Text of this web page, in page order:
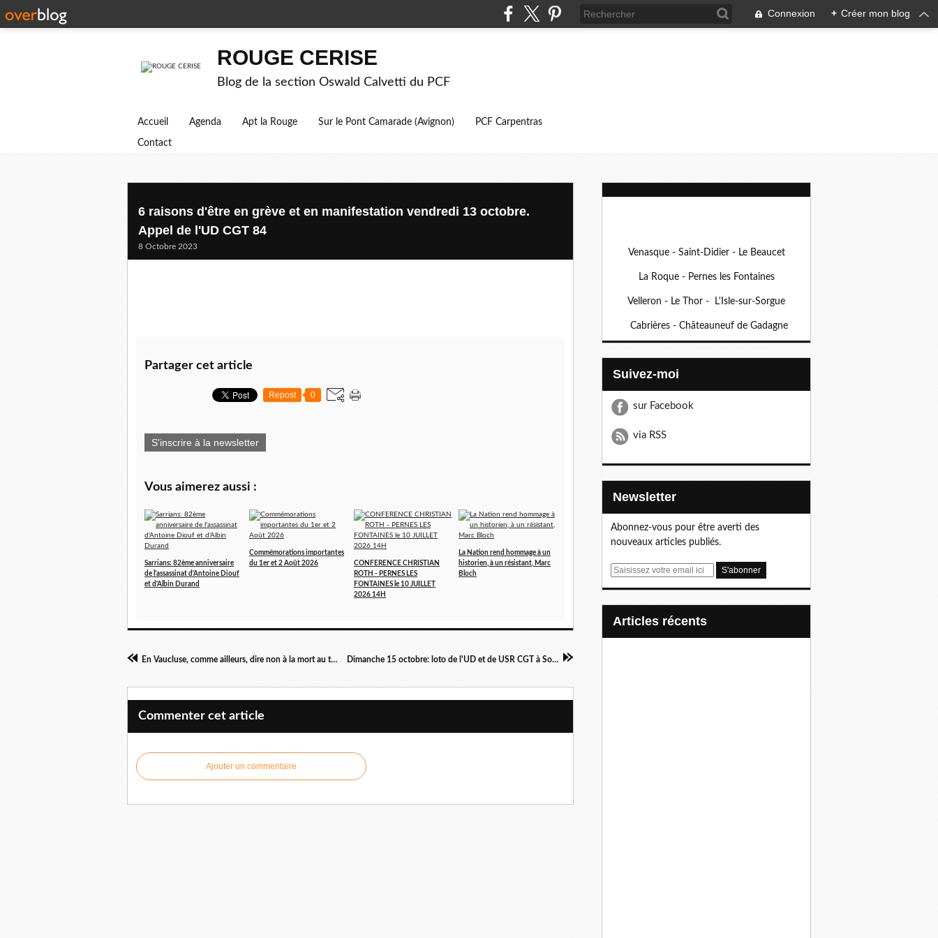
Connexion + Créer mon blog
ROUGE CERISE
Blog de la section Oswald Calvetti du PCF
Accueil Agenda Apt la Rouge Sur le Pont Camarade (Avignon) PCF Carpentras
Contact
6 raisons d'être en grève et en manifestation vendredi 13 octobre.
Appel de l'UD CGT 84
8 Octobre 2023
Partager cet article
Repost 0
S'inscrire à la newsletter
Vous aimerez aussi :
Sarrians: 82ème anniversaire
de l'assassinat d'Antoine Diouf
et d'Albin Durand
Commémorations importantes
du 1er et 2 Août 2026
CONFERENCE CHRISTIAN
ROTH - PERNES LES
FONTAINES le 10 JUILLET
2026 14H
La Nation rend hommage à un
historien, à un résistant, Marc
Bloch
En Vaucluse, comme ailleurs, dire non à la mort au travail. Dimanche 15 octobre: loto de l'UD et de USR CGT à Sorgues.
Commenter cet article
Ajouter un commentaire
Venasque - Saint-Didier - Le Beaucet
La Roque - Pernes les Fontaines
Velleron - Le Thor - L'Isle-sur-Sorgue
Cabrières - Châteauneuf de Gadagne
Suivez-moi
sur Facebook
via RSS
Newsletter
Abonnez-vous pour être averti des
nouveaux articles publiés.
E
articles récents